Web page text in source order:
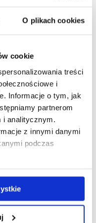
O plikach cookies
cookie
treści
i
Informacje o tym, jak
partnerom
analitycznym.
z innymi danymi
podczas
przedszkolnej
mediach,
praktyczne, projekty
z realnym
ów?
zajęcia
życia muzycznego,
amatorskich oraz
do nauczania
znajdują
i mediach – jako
wydarzeń